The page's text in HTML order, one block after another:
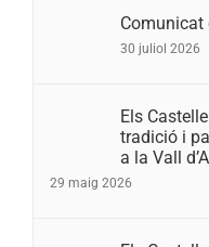
Comunicat
30 juliol 2026
Els
tradició i
a la Vall
29 maig 2026